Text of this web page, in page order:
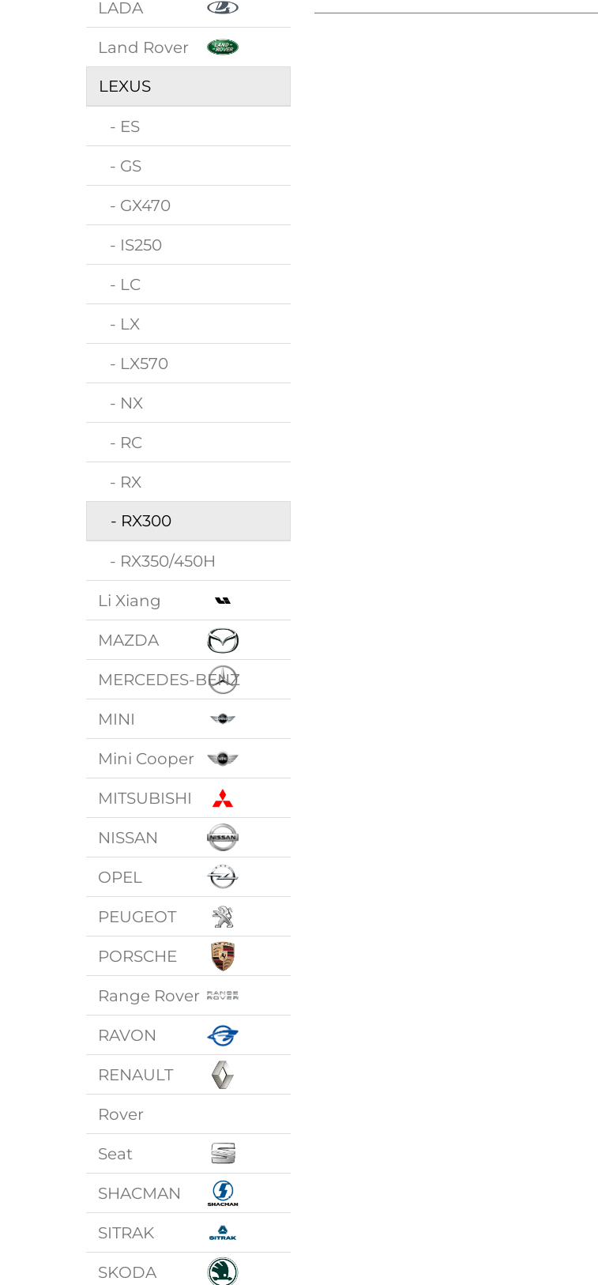
LADA
Land Rover
LEXUS
- ES
- GS
- GX470
- IS250
- LC
- LX
- LX570
- NX
- RC
- RX
- RX300
- RX350/450H
Li Xiang
MAZDA
MERCEDES-BENZ
MINI
Mini Cooper
MITSUBISHI
NISSAN
OPEL
PEUGEOT
PORSCHE
Range Rover
RAVON
RENAULT
Rover
Seat
SHACMAN
SITRAK
SKODA